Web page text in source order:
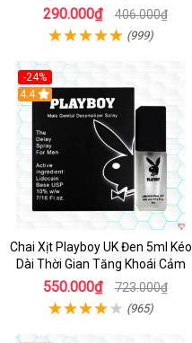
xuất tinh sớm hộp 10 viên
290.000₫ 406.000₫
(999)
-24%
Hot
4.4
Chai Xịt Playboy UK Đen 5ml Kéo
Dài Thời Gian Tăng Khoái Cảm
550.000₫ 723.000₫
(965)